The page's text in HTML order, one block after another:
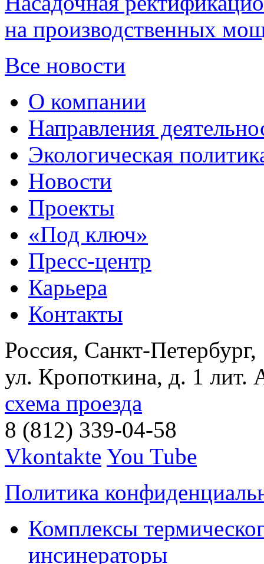
на производственных
Все новости
О компании
Направления
Экологическая
Новости
Проекты
«Под ключ»
Пресс-центр
Карьера
Контакты
Россия, Санкт-Петербург,
ул. Кропоткина, д. 1 лит.
схема проезда
8 (812) 339-04-58
Vkontakte You Tube
Политика
Комплексы
инсинераторы